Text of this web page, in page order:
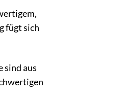
fügt sich
sind aus